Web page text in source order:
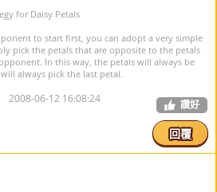
for Daisy Petals
to start first, you can adopt a very simple
pick the petals that are opposite to the petals
In this way, the petals will always be
always pick the last petal.
2008-06-12 16:08:24 讚好
回覆